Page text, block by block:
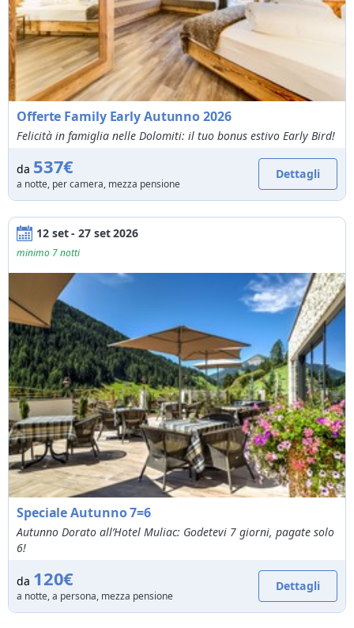
Offerte Family Early Autunno 2026
Felicità in famiglia nelle Dolomiti: il tuo bonus estivo Early Bird!
da 537€
a notte, per camera, mezza pensione
Dettagli
12 set - 27 set 2026
minimo 7 notti
Speciale Autunno 7=6
Autunno Dorato all’Hotel Muliac: Godetevi 7 giorni, pagate solo
6!
da 120€
a notte, a persona, mezza pensione
Dettagli